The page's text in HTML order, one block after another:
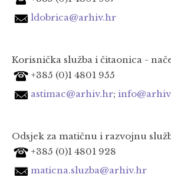
ldobrica@arhiv.hr
Korisnička služba i čitaonica -
+385 (0)1 4801 955
astimac@arhiv.hr;
Odsjek za matičnu i razvojnu
+385 (0)1 4801 928
maticna.sluzba@arhiv.hr